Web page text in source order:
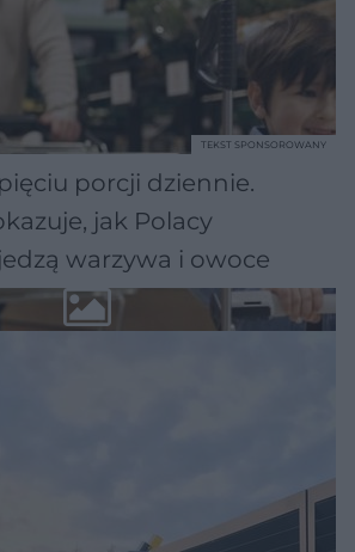
porcji dziennie.
jak Polacy
warzywa i owoce
TEKST SPONSOROWANY